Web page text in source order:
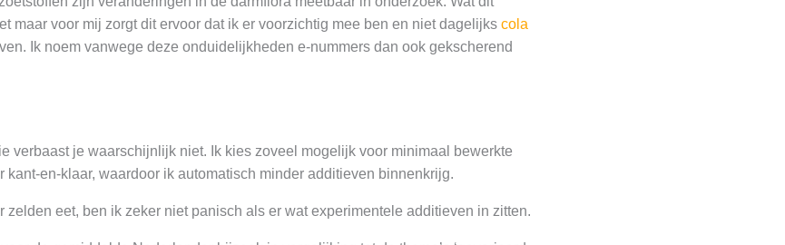
maar voor mij zorgt dit ervoor dat ik er voorzichtig mee ben en niet dagelijks cola
Ik noem vanwege deze onduidelijkheden e-nummers dan ook gekscherend
verbaast je waarschijnlijk niet. Ik kies zoveel mogelijk voor minimaal bewerkte
kant-en-klaar, waardoor ik automatisch minder additieven binnenkrijg.
zelden eet, ben ik zeker niet panisch als er wat experimentele additieven in zitten.